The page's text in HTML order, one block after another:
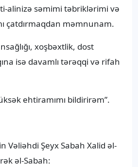
alinizə səmimi təbriklərimi və
çatdırmaqdan məmnunam.
xoşbəxtlik, dost
isə davamlı tərəqqi və rifah
ehtiramımı bildirirəm”.
Vəliəhdi Şeyx Sabah Xalid əl-
əl-Sabah: